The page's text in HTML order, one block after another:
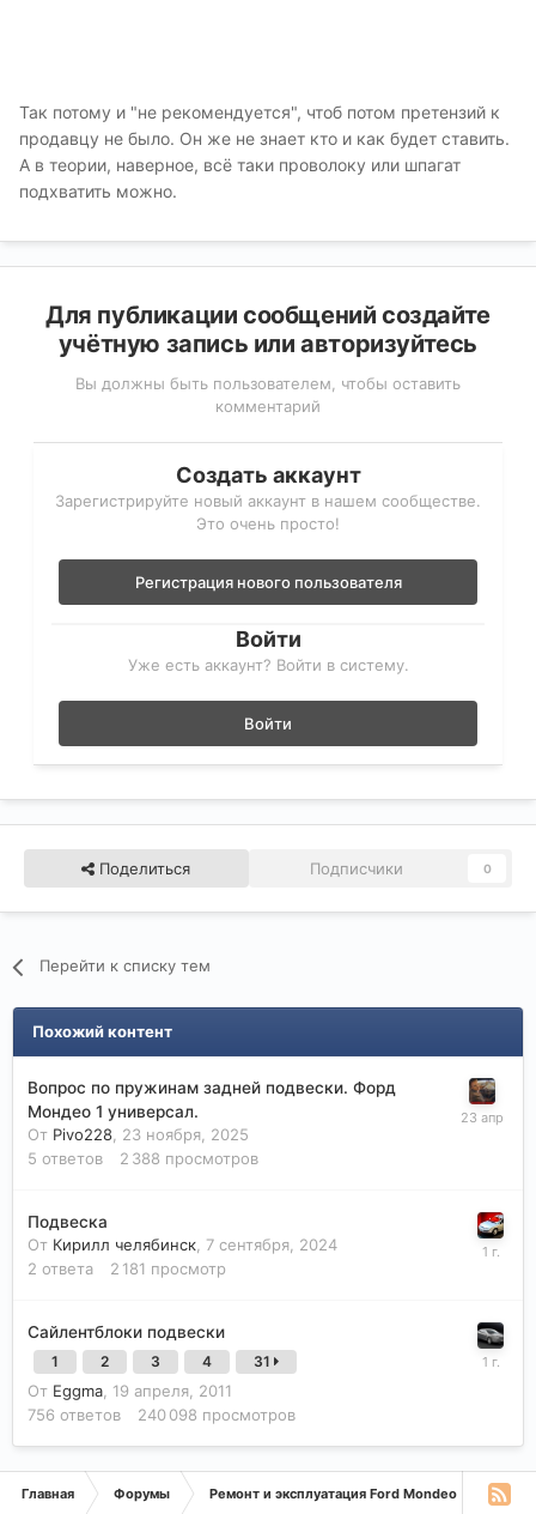
Так потому и "не рекомендуется", чтоб потом претензий к
продавцу не было. Он же не знает кто и как будет ставить.
А в теории, наверное, всё таки проволоку или шпагат
подхватить можно.
Для публикации сообщений создайте
учётную запись или авторизуйтесь
Вы должны быть пользователем, чтобы оставить
комментарий
Создать аккаунт
Зарегистрируйте новый аккаунт в нашем сообществе.
Это очень просто!
Регистрация нового пользователя
Войти
Уже есть аккаунт? Войти в систему.
Войти
Поделиться Подписчики 0
Перейти к списку тем
Похожий контент
Вопрос по пружинам задней подвески. Форд
Мондео 1 универсал.
От Pivo228, 23 ноября, 2025
5 ответов 2 388 просмотров
Подвеска
От Кирилл челябинск, 7 сентября, 2024
2 ответа 2 181 просмотр
Сайлентблоки подвески
1 2 3 4 31
От Eggma, 19 апреля, 2011
756 ответов 240 098 просмотров
Главная Форумы Ремонт и эксплуатация Ford Mondeo